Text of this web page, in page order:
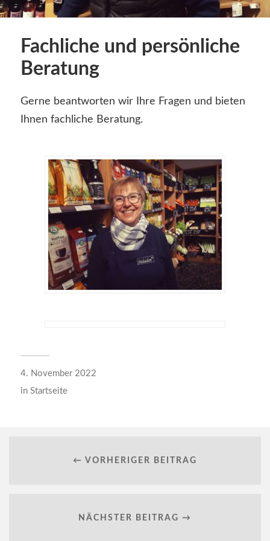
Fachliche und persönliche
Beratung
Gerne beantworten wir Ihre Fragen und bieten
Ihnen fachliche Beratung.
4. November 2022
in Startseite
← VORHERIGER BEITRAG
NÄCHSTER BEITRAG →